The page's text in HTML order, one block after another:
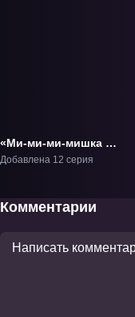
«Ми-ми-ми-мишка 2»
ТВ-2
Добавлена 12 серия
Комментарии